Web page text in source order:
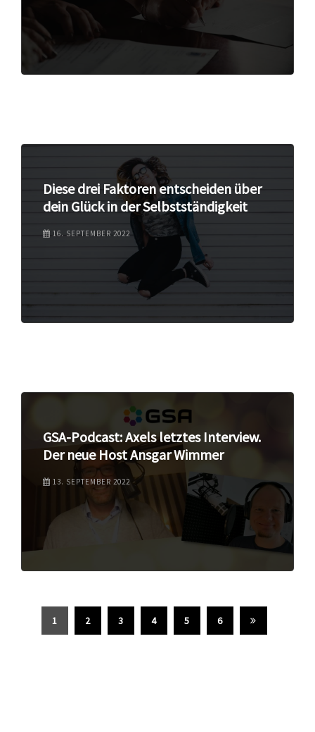
Diese drei Faktoren entscheiden über
dein Glück in der Selbstständigkeit
16. SEPTEMBER 2022
GSA-Podcast: Axels letztes Interview.
Der neue Host Ansgar Wimmer
13. SEPTEMBER 2022
1 2 3 4 5 6